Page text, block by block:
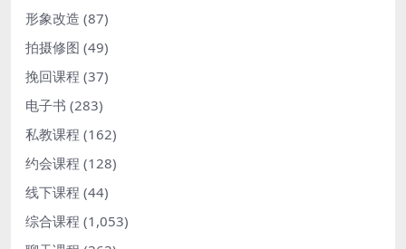
形象改造 (87)
拍摄修图 (49)
挽回课程 (37)
电子书 (283)
私教课程 (162)
约会课程 (128)
线下课程 (44)
综合课程 (1,053)